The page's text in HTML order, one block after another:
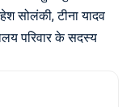
सोलंकी, टीना यादव
परिवार के सदस्य